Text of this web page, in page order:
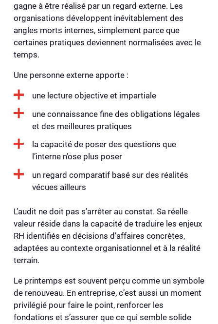
gagne à être réalisé par un regard externe. Les
organisations développent inévitablement des
angles morts internes, simplement parce que
certaines pratiques deviennent normalisées avec le
temps.
Une personne externe apporte :
une lecture objective et impartiale
une connaissance fine des obligations légales
et des meilleures pratiques
la capacité de poser des questions que
l’interne n’ose plus poser
un regard comparatif basé sur des réalités
vécues ailleurs
L’audit ne doit pas s’arrêter au constat. Sa réelle
valeur réside dans la capacité de traduire les enjeux
RH identifiés en décisions d’affaires concrètes,
adaptées au contexte organisationnel et à la réalité
terrain.
Le printemps est souvent perçu comme un symbole
de renouveau. En entreprise, c’est aussi un moment
privilégié pour faire le point, renforcer les
fondations et s’assurer que ce qui semble solide